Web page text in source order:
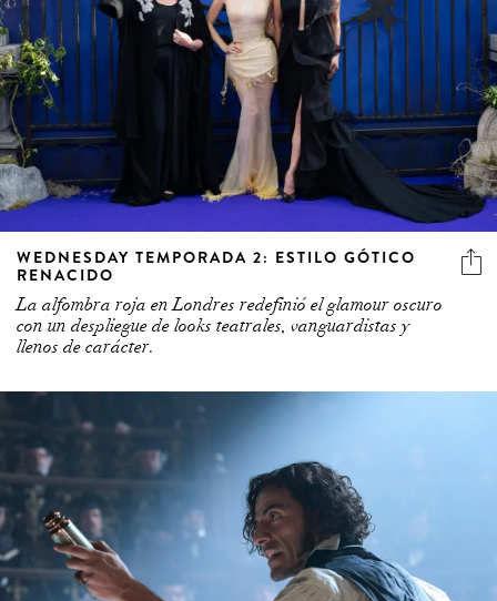
WEDNESDAY TEMPORADA 2: ESTILO GÓTICO
RENACIDO
La alfombra roja en Londres redefinió el glamour oscuro
con un despliegue de looks teatrales, vanguardistas y
llenos de carácter.